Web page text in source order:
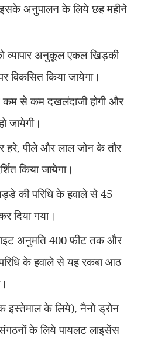
अनुपालन के लिये छह महीने
व्यापार अनुकूल एकल खिड़की
विकसित किया जायेगा।
कम से कम दखलंदाजी होगी और
जायेगी।
हरे,पीले और लाल जोन के तौर
किया जायेगा।
की परिधि के हवाले से 45
दिया गया।
अनुमति 400 फीट तक और
के हवाले से यह रकबा आठ
इस्तेमाल के लिये),नैनो ड्रोन
के लिये पायलट लाइसेंस